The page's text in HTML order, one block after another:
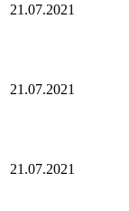
21.07.2021
21.07.2021
21.07.2021